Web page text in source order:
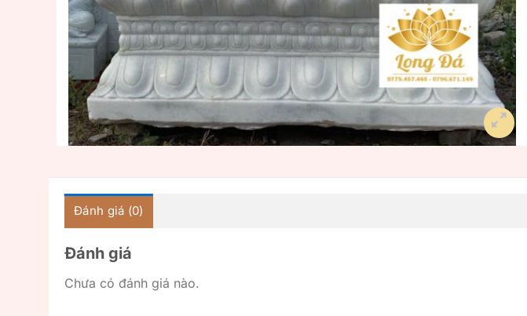
Đánh giá (0)
Đánh giá
Chưa có đánh giá nào.